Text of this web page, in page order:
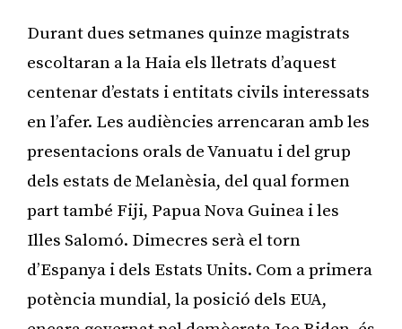
Durant dues setmanes quinze magistrats
escoltaran a la Haia els lletrats d’aquest
centenar d’estats i entitats civils interessats
en l’afer. Les audiències arrencaran amb les
presentacions orals de Vanuatu i del grup
dels estats de Melanèsia, del qual formen
part també Fiji, Papua Nova Guinea i les
Illes Salomó. Dimecres serà el torn
d’Espanya i dels Estats Units. Com a primera
potència mundial, la posició dels EUA,